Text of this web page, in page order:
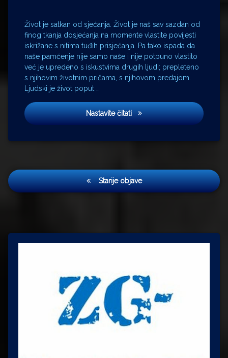
Život je satkan od sjećanja. Život je naš sav sazdan od
finog tkanja dosjećanja na momente vlastite povijesti
iskrižane s nitima tuđih prisjećanja. Pa tako ispada da
naše pamćenje nije samo naše i nije potpuno vlastito
već je upredeno s iskustvima drugih ljudi; prepleteno
s njihovim životnim pričama, s njihovom predajom.
Ljudski je život poput …
Nastavite čitatiSarajevska Drina
Navigacija
objava
Starije objave